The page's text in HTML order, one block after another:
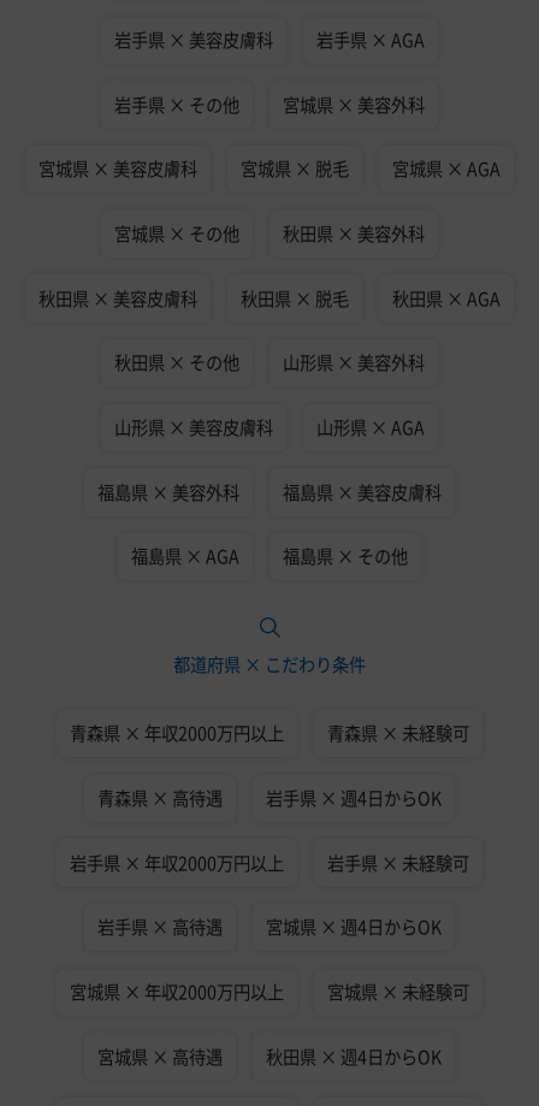
岩手県 × 美容皮膚科 岩手県 × AGA
岩手県 × その他 宮城県 × 美容外科
宮城県 × 美容皮膚科 宮城県 × 脱毛 宮城県 × AGA
宮城県 × その他 秋田県 × 美容外科
秋田県 × 美容皮膚科 秋田県 × 脱毛 秋田県 × AGA
秋田県 × その他 山形県 × 美容外科
山形県 × 美容皮膚科 山形県 × AGA
福島県 × 美容外科 福島県 × 美容皮膚科
福島県 × AGA 福島県 × その他
都道府県 × こだわり条件
青森県 × 年収2000万円以上 青森県 × 未経験可
青森県 × 高待遇 岩手県 × 週4日からOK
岩手県 × 年収2000万円以上 岩手県 × 未経験可
岩手県 × 高待遇 宮城県 × 週4日からOK
宮城県 × 年収2000万円以上 宮城県 × 未経験可
宮城県 × 高待遇 秋田県 × 週4日からOK